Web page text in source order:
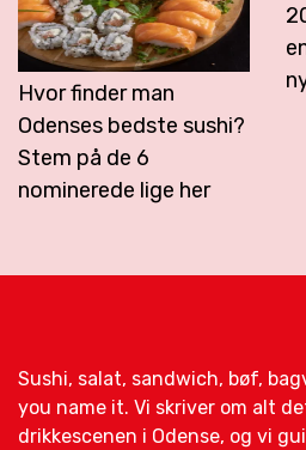
Hvor finder man
Odenses bedste sushi?
Stem på de 6
nominerede lige her
Sushi, salat, sandwich, bøf,
you name it. Vi skriver om alt
drikkescenen i Odense, og vi